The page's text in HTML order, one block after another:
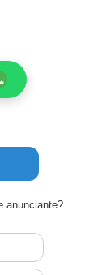
anunciante?